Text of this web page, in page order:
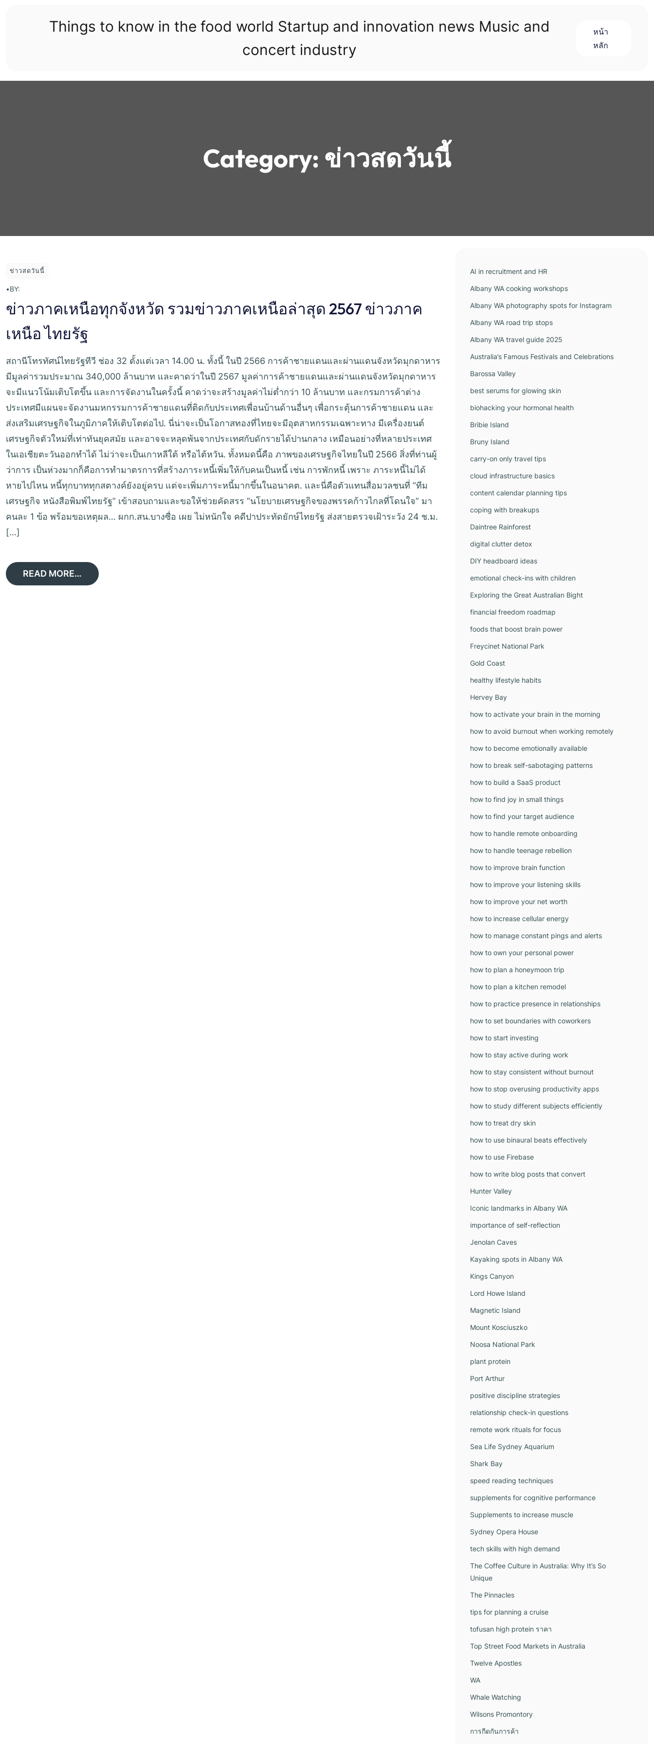
Things to know in the food world Startup and innovation news Music and
concert industry
หน้า
หลัก
Category: ข่าวสดวันนี้
ข่าวสดวันนี้
•BY:
ข่าวภาคเหนือทุกจังหวัด รวมข่าวภาคเหนือล่าสุด 2567 ข่าวภาค
เหนือ ไทยรัฐ
สถานีโทรทัศน์ไทยรัฐทีวี ช่อง 32 ตั้งแต่เวลา 14.00 น. ทั้งนี้ ในปี 2566 การค้าชายแดนและผ่านแดนจังหวัดมุกดาหาร
มีมูลค่ารวมประมาณ 340,000 ล้านบาท และคาดว่าในปี 2567 มูลค่าการค้าชายแดนและผ่านแดนจังหวัดมุกดาหาร
จะมีแนวโน้มเติบโตขึ้น และการจัดงานในครั้งนี้ คาดว่าจะสร้างมูลค่าไม่ต่ำกว่า 10 ล้านบาท และกรมการค้าต่าง
ประเทศมีแผนจะจัดงานมหกรรมการค้าชายแดนที่ติดกับประเทศเพื่อนบ้านด้านอื่นๆ เพื่อกระตุ้นการค้าชายแดน และ
ส่งเสริมเศรษฐกิจในภูมิภาคให้เติบโตต่อไป. นี่น่าจะเป็นโอกาสทองที่ไทยจะมีอุตสาหกรรมเฉพาะทาง มีเครื่องยนต์
เศรษฐกิจตัวใหม่ที่เท่าทันยุคสมัย และอาจจะหลุดพ้นจากประเทศกับดักรายได้ปานกลาง เหมือนอย่างที่หลายประเทศ
ในเอเชียตะวันออกทำได้ ไม่ว่าจะเป็นเกาหลีใต้ หรือไต้หวัน. ทั้งหมดนี้คือ ภาพของเศรษฐกิจไทยในปี 2566 สิ่งที่ท่านผู้
ว่าการ เป็นห่วงมากก็คือการทำมาตรการที่สร้างภาระหนี้เพิ่มให้กับคนเป็นหนี้ เช่น การพักหนี้ เพราะ ภาระหนี้ไม่ได้
หายไปไหน หนี้ทุกบาททุกสตางค์ยังอยู่ครบ แต่จะเพิ่มภาระหนี้มากขึ้นในอนาคต. และนี่คือตัวแทนสื่อมวลชนที่ “ทีม
เศรษฐกิจ หนังสือพิมพ์ไทยรัฐ” เข้าสอบถามและขอให้ช่วยคัดสรร “นโยบายเศรษฐกิจของพรรคก้าวไกลที่โดนใจ” มา
คนละ 1 ข้อ พร้อมขอเหตุผล… ผกก.สน.บางซื่อ เผย ไม่หนักใจ คดีปาประทัดยักษ์ไทยรัฐ ส่งสายตรวจเฝ้าระวัง 24 ช.ม.
[…]
READ MORE…
AI in recruitment and HR
Albany WA cooking workshops
Albany WA photography spots for Instagram
Albany WA road trip stops
Albany WA travel guide 2025
Australia’s Famous Festivals and Celebrations
Barossa Valley
best serums for glowing skin
biohacking your hormonal health
Bribie Island
Bruny Island
carry-on only travel tips
cloud infrastructure basics
content calendar planning tips
coping with breakups
Daintree Rainforest
digital clutter detox
DIY headboard ideas
emotional check-ins with children
Exploring the Great Australian Bight
financial freedom roadmap
foods that boost brain power
Freycinet National Park
Gold Coast
healthy lifestyle habits
Hervey Bay
how to activate your brain in the morning
how to avoid burnout when working remotely
how to become emotionally available
how to break self-sabotaging patterns
how to build a SaaS product
how to find joy in small things
how to find your target audience
how to handle remote onboarding
how to handle teenage rebellion
how to improve brain function
how to improve your listening skills
how to improve your net worth
how to increase cellular energy
how to manage constant pings and alerts
how to own your personal power
how to plan a honeymoon trip
how to plan a kitchen remodel
how to practice presence in relationships
how to set boundaries with coworkers
how to start investing
how to stay active during work
how to stay consistent without burnout
how to stop overusing productivity apps
how to study different subjects efficiently
how to treat dry skin
how to use binaural beats effectively
how to use Firebase
how to write blog posts that convert
Hunter Valley
Iconic landmarks in Albany WA
importance of self-reflection
Jenolan Caves
Kayaking spots in Albany WA
Kings Canyon
Lord Howe Island
Magnetic Island
Mount Kosciuszko
Noosa National Park
plant protein
Port Arthur
positive discipline strategies
relationship check-in questions
remote work rituals for focus
Sea Life Sydney Aquarium
Shark Bay
speed reading techniques
supplements for cognitive performance
Supplements to increase muscle
Sydney Opera House
tech skills with high demand
The Coffee Culture in Australia: Why It’s So
Unique
The Pinnacles
tips for planning a cruise
tofusan high protein ราคา
Top Street Food Markets in Australia
Twelve Apostles
WA
Whale Watching
Wilsons Promontory
การกีดกันการค้า